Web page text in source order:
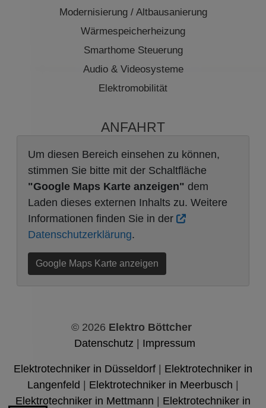
Modernisierung / Altbausanierung
Wärmespeicherheizung
Smarthome Steuerung
Audio & Videosysteme
Elektromobilität
ANFAHRT
Um diesen Bereich einsehen zu können,
stimmen Sie bitte mit der Schaltfläche
"Google Maps Karte anzeigen" dem
Laden dieses externen Inhalts zu. Weitere
Informationen finden Sie in der
Datenschutzerklärung.
Google Maps Karte anzeigen
© 2026 Elektro Böttcher
Datenschutz
Impressum
Elektrotechniker in Düsseldorf
Elektrotechniker in
Langenfeld
Elektrotechniker in Meerbusch
Elektrotechniker in Mettmann
Elektrotechniker in